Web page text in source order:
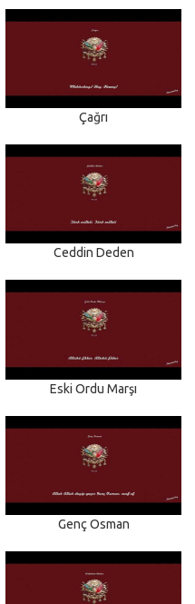
Çağrı
Ceddin Deden
Eski Ordu Marşı
Genç Osman